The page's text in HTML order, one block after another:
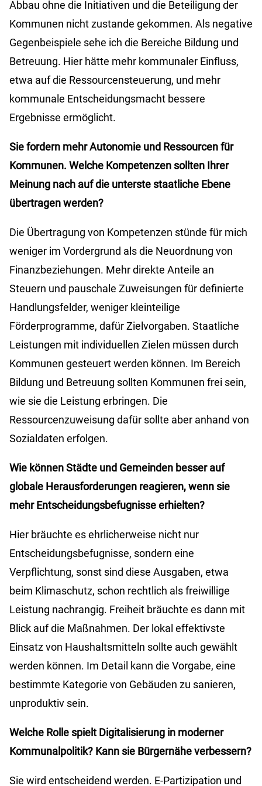
Abbau ohne die Initiativen und die Beteiligung der
Kommunen nicht zustande gekommen. Als negative
Gegenbeispiele sehe ich die Bereiche Bildung und
Betreuung. Hier hätte mehr kommunaler Einfluss,
etwa auf die Ressourcensteuerung, und mehr
kommunale Entscheidungsmacht bessere
Ergebnisse ermöglicht.
Sie fordern mehr Autonomie und Ressourcen für
Kommunen. Welche Kompetenzen sollten Ihrer
Meinung nach auf die unterste staatliche Ebene
übertragen werden?
Die Übertragung von Kompetenzen stünde für mich
weniger im Vordergrund als die Neuordnung von
Finanzbeziehungen. Mehr direkte Anteile an
Steuern und pauschale Zuweisungen für definierte
Handlungsfelder, weniger kleinteilige
Förderprogramme, dafür Zielvorgaben. Staatliche
Leistungen mit individuellen Zielen müssen durch
Kommunen gesteuert werden können. Im Bereich
Bildung und Betreuung sollten Kommunen frei sein,
wie sie die Leistung erbringen. Die
Ressourcenzuweisung dafür sollte aber anhand von
Sozialdaten erfolgen.
Wie können Städte und Gemeinden besser auf
globale Herausforderungen reagieren, wenn sie
mehr Entscheidungsbefugnisse erhielten?
Hier bräuchte es ehrlicherweise nicht nur
Entscheidungsbefugnisse, sondern eine
Verpflichtung, sonst sind diese Ausgaben, etwa
beim Klimaschutz, schon rechtlich als freiwillige
Leistung nachrangig. Freiheit bräuchte es dann mit
Blick auf die Maßnahmen. Der lokal effektivste
Einsatz von Haushaltsmitteln sollte auch gewählt
werden können. Im Detail kann die Vorgabe, eine
bestimmte Kategorie von Gebäuden zu sanieren,
unproduktiv sein.
Welche Rolle spielt Digitalisierung in moderner
Kommunalpolitik? Kann sie Bürgernähe verbessern?
Sie wird entscheidend werden. E-Partizipation und